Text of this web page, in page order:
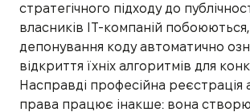
стратегічного підходу до
власників IT-компаній
депонування коду автоматично
відкриття їхніх алгоритмів для
Насправді професійна реєстрація
права працює інакше: вона